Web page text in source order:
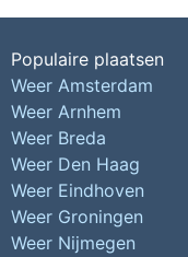
Populaire plaatsen
Weer Amsterdam
Weer Arnhem
Weer Breda
Weer Den Haag
Weer Eindhoven
Weer Groningen
Weer Nijmegen